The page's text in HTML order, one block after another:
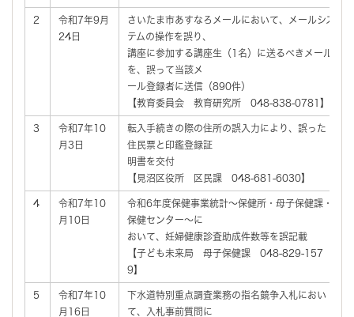
2
令和7年9月
24日
さいたま市あすなろメールにおいて、メールシス
テムの操作を誤り、
講座に参加する講座生（1名）に送るべきメール
を、誤って当該メ
ール登録者に送信（890件）
【教育委員会 教育研究所 048-838-0781】
3
令和7年10
月3日
転入手続きの際の住所の誤入力により、誤った
住民票と印鑑登録証
明書を交付
【見沼区役所 区民課 048-681-6030】
4
令和7年10
月10日
令和6年度保健事業統計～保健所・母子保健課・
保健センター～に
おいて、妊婦健康診査助成件数等を誤記載
【子ども未来局 母子保健課 048-829-157
9】
5
令和7年10
月16日
下水道特別重点調査業務の指名競争入札におい
て、入札事前質問に